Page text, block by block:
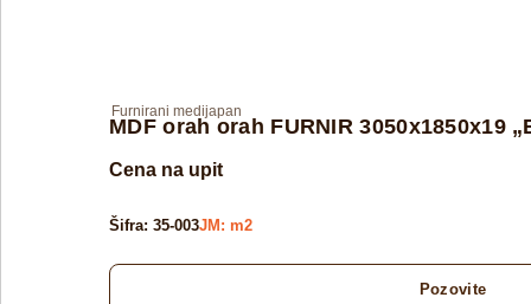
Furnirani medijapan
MDF orah orah FURNIR 3050x1850x19
Cena na upit
Šifra: 35-003JM: m2
Pozovite